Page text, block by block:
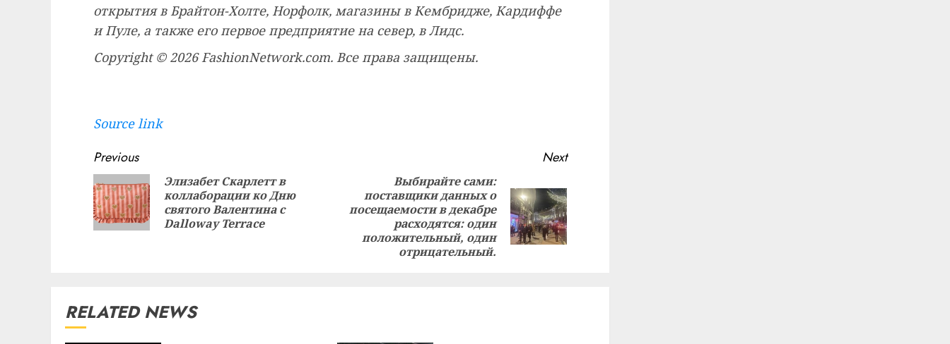
открытия в Брайтон-Холте, Норфолк, магазины в Кембридже, Кардиффе
и Пуле, а также его первое предприятие на север, в Лидс.
Copyright © 2026 FashionNetwork.com. Все права защищены.
Source link
Continue
Reading
Previous
Previous
post:
Элизабет Скарлетт в
коллаборации ко Дню
святого Валентина с
Dalloway Terrace
Next
Next
Выбирайте сами:
поставщики данных о
посещаемости в декабре
расходятся: один
положительный, один
отрицательный.
RELATED NEWS